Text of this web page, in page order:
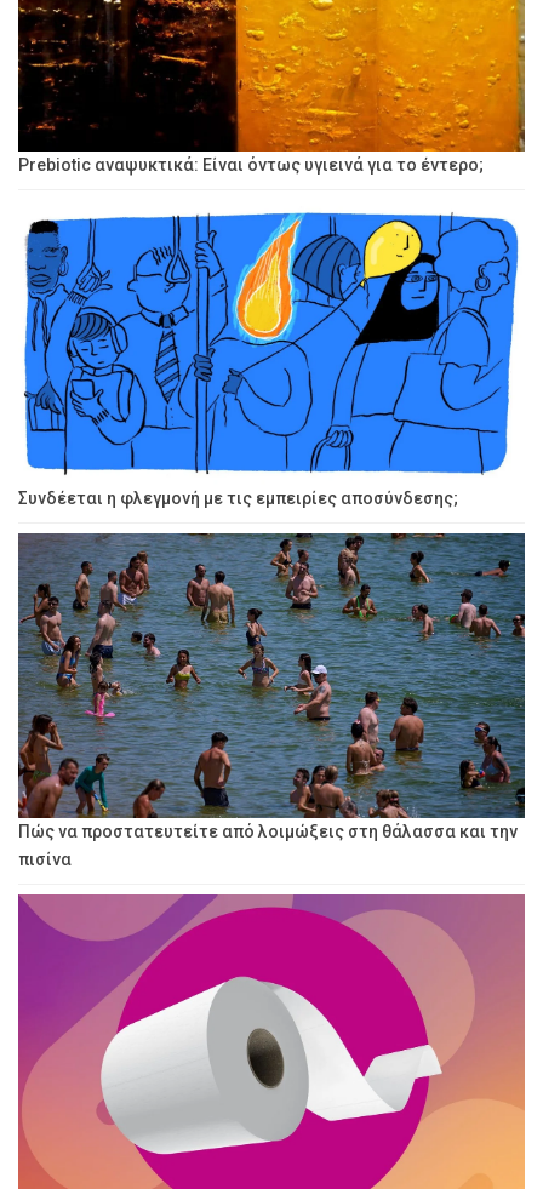
Prebiotic αναψυκτικά: Είναι όντως υγιεινά για το έντερο;
Συνδέεται η φλεγμονή με τις εμπειρίες αποσύνδεσης;
Πώς να προστατευτείτε από λοιμώξεις στη θάλασσα και την
πισίνα